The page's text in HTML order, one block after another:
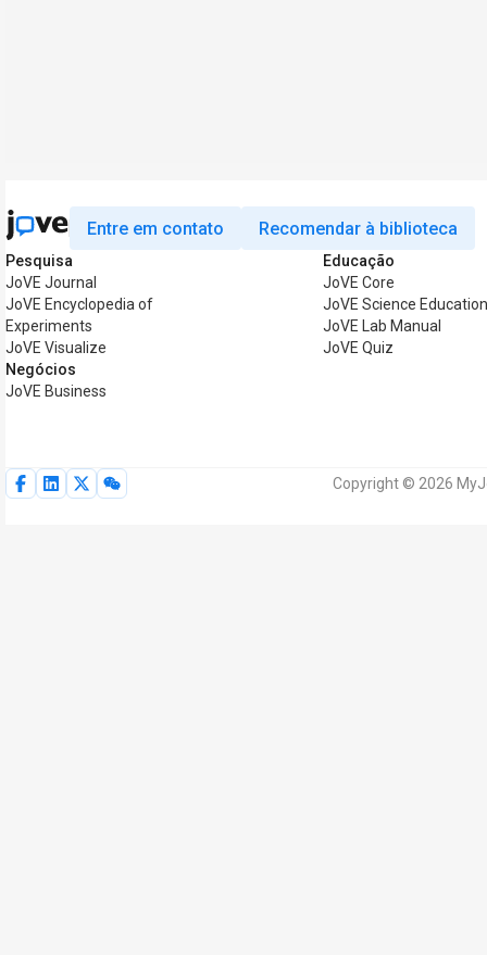
Entre em contato Recomendar à biblioteca
Pesquisa
JoVE Journal
JoVE Encyclopedia of
Experiments
JoVE Visualize
Negócios
JoVE Business
Educação
JoVE Core
JoVE Science
JoVE Lab Manual
JoVE Quiz
Copyright © 2026